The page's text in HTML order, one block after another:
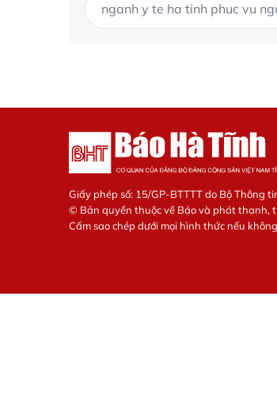
Giấy phép số: 15/GP-BTTTT do Bộ Thông
© Bản quyền thuộc về Báo và phát thanh,
Cấm sao chép dưới mọi hình thức nếu